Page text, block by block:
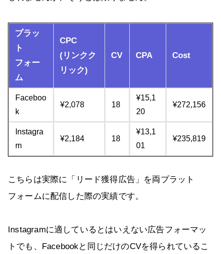
プラッ
ト
フォー
ム
CPC
(リンクク
リック)
CV CPA Cost
Faceboo
k
¥2,078 18
¥15,1
20
¥272,156
Instagra
m
¥2,184 18
¥13,1
01
¥235,819
こちらは実際に「リード獲得広告」を両プラット
フォームに配信した際の実績です。
Instagramに適しているとはいえない広告フォーマッ
トでも、Facebookと同じだけのCVを得られているこ